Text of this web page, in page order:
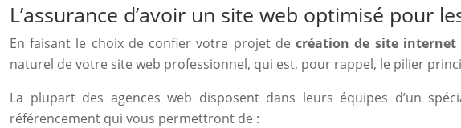
L’assurance d’avoir un site web optimisé pour
En faisant le choix de confier votre projet decréation de site internet
naturel de votre site web professionnel, qui est, pour rappel, le pilier
La plupart des agences web disposent dans leurs équipes d’un
référencement qui vous permettront de :